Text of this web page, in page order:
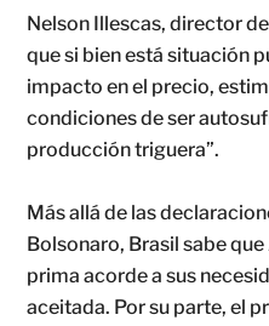
Nelson Illescas, director
que si bien está situación
impacto en el precio,
condiciones de ser
producción triguera”.
Más allá de las
Bolsonaro, Brasil sabe
prima acorde a sus
aceitada. Por su parte, el